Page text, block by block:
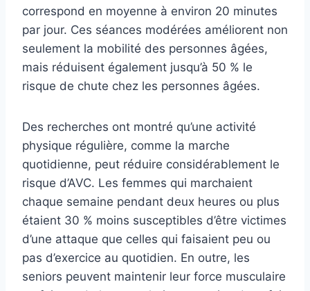
correspond en moyenne à environ 20 minutes
par jour. Ces séances modérées améliorent non
seulement la mobilité des personnes âgées,
mais réduisent également jusqu’à 50 % le
risque de chute chez les personnes âgées.
Des recherches ont montré qu’une activité
physique régulière, comme la marche
quotidienne, peut réduire considérablement le
risque d’AVC. Les femmes qui marchaient
chaque semaine pendant deux heures ou plus
étaient 30 % moins susceptibles d’être victimes
d’une attaque que celles qui faisaient peu ou
pas d’exercice au quotidien. En outre, les
seniors peuvent maintenir leur force musculaire